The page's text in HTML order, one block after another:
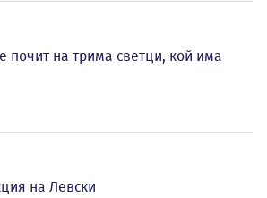
почит на трима светци, кой има
на Левски